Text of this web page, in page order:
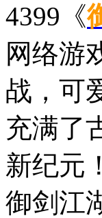
4399《
网络游
战，可
充满了
新纪元
御剑江